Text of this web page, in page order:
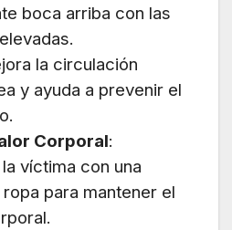
boca arriba con las
la circulación
y ayuda a prevenir el
Corporal:
víctima con una
para mantener el